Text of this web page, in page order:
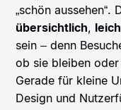
„schön aussehen“.
übersichtlich,
sein – denn
ob sie bleiben
Gerade für kleine
Design und